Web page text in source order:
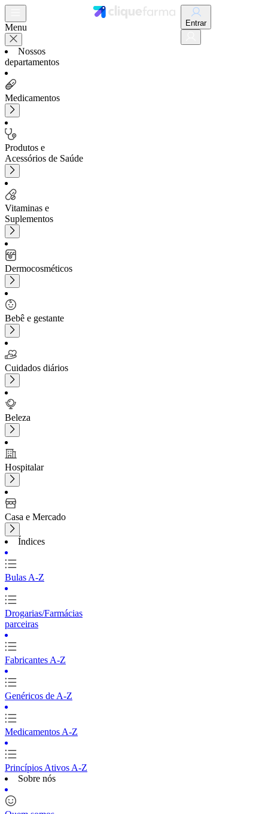
Menu
Nossos
departamentos
Medicamentos
Produtos e
Acessórios de Saúde
Vitaminas e
Suplementos
Dermocosméticos
Bebê e gestante
Cuidados diários
Beleza
Hospitalar
Casa e Mercado
Índices
Bulas A-Z
Drogarias/Farmácias
parceiras
Fabricantes A-Z
Genéricos de A-Z
Medicamentos A-Z
Princípios Ativos A-Z
Sobre nós
Entrar